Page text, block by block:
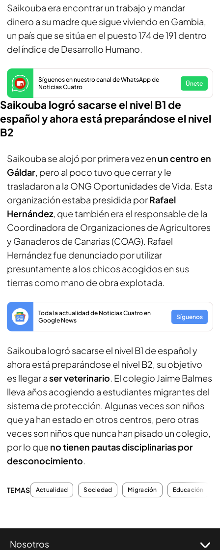
Saikouba era encontrar un trabajo y mandar
dinero a su madre que sigue viviendo en Gambia,
un país que se sitúa en el puesto 174 de 191 dentro
del índice de Desarrollo Humano.
Síguenos en nuestro canal de WhatsApp de
Noticias Cuatro
Únete
Saikouba logró sacarse el nivel B1 de
español y ahora está preparándose el nivel
B2
Saikouba se alojó por primera vez en un centro en
Gáldar, pero al poco tuvo que cerrar y le
trasladaron a la ONG Oportunidades de Vida. Esta
organización estaba presidida porRafael
Hernández, que también era el responsable de la
Coordinadora de Organizaciones de Agricultores
y Ganaderos de Canarias (COAG). Rafael
Hernández fue denunciado por utilizar
presuntamente a los chicos acogidos en sus
tierras como mano de obra explotada.
Toda la actualidad de Noticias Cuatro en
Google News
Síguenos
Saikouba logró sacarse el nivel B1 de español y
ahora está preparándose el nivel B2, su objetivo
es llegar aser veterinario. El colegio Jaime Balmes
lleva años acogiendo a estudiantes migrantes del
sistema de protección. Algunas veces son niños
que ya han estado en otros centros, pero otras
veces son niños que nunca han pisado un colegio,
por lo que no tienen pautas disciplinarias por
desconocimiento.
TEMAS Actualidad Sociedad Migración Educación
Nosotros